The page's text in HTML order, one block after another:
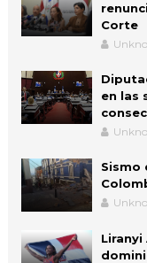
Corte
en las
Sismo